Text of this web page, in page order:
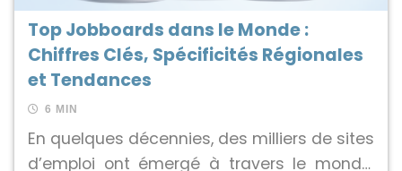
Top Jobboards dans le Monde :
Chiffres Clés, Spécificités Régionales
et Tendances
6 MIN
En quelques décennies, des milliers de sites
d’emploi ont émergé à travers le monde.